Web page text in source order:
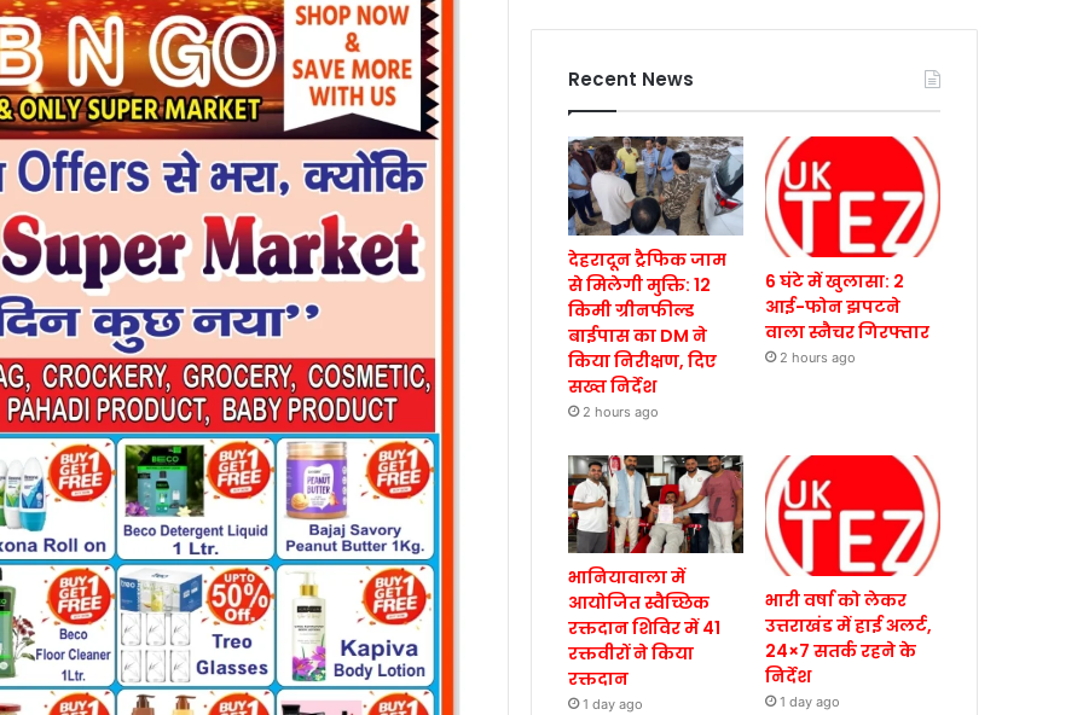
Recent News
देहरादून ट्रैफिक जाम
से मिलेगी मुक्ति: 12
किमी ग्रीनफील्ड
बाईपास का DM ने
किया निरीक्षण, दिए
सख्त निर्देश
2 hours ago
6 घंटे में खुलासा: 2
आई-फोन झपटने
वाला स्नैचर गिरफ्तार
2 hours ago
भानियावाला में
आयोजित स्वैच्छिक
रक्तदान शिविर में 41
रक्तवीरों ने किया
रक्तदान
1 day ago
भारी वर्षा को लेकर
उत्तराखंड में हाई अलर्ट,
24×7 सतर्क रहने के
निर्देश
1 day ago